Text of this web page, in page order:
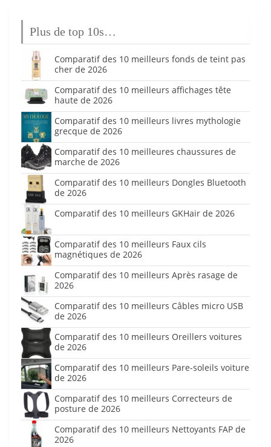
Plus de top 10s…
Comparatif des 10 meilleurs fonds de teint pas
cher de 2026
Comparatif des 10 meilleurs affichages tête
haute de 2026
Comparatif des 10 meilleurs livres mythologie
grecque de 2026
Comparatif des 10 meilleures chaussures de
marche de 2026
Comparatif des 10 meilleurs Dongles Bluetooth
de 2026
Comparatif des 10 meilleurs GKHair de 2026
Comparatif des 10 meilleurs Faux cils
magnétiques de 2026
Comparatif des 10 meilleurs Après rasage de
2026
Comparatif des 10 meilleurs Câbles micro USB
de 2026
Comparatif des 10 meilleurs Oreillers voitures
de 2026
Comparatif des 10 meilleurs Pare-soleils voiture
de 2026
Comparatif des 10 meilleurs Correcteurs de
posture de 2026
Comparatif des 10 meilleurs Nettoyants FAP de
2026